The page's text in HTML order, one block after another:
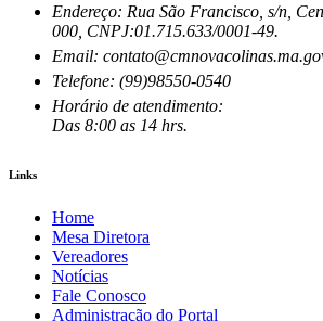
Endereço: Rua São Francisco, s/n,
000, CNPJ:01.715.633/0001-49.
Email:
Telefone: (99)98550-0540
Horário de atendimento:
Das 8:00 as 14 hrs.
Links
Home
Mesa Diretora
Vereadores
Notícias
Fale Conosco
Administração do Portal